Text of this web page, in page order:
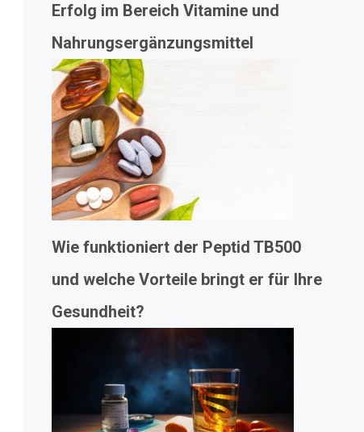
Erfolg im Bereich Vitamine und
Nahrungsergänzungsmittel
Wie funktioniert der Peptid TB500
und welche Vorteile bringt er für Ihre
Gesundheit?